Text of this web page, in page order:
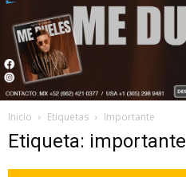
Inicio Etiquetas Importante
Etiqueta: importante